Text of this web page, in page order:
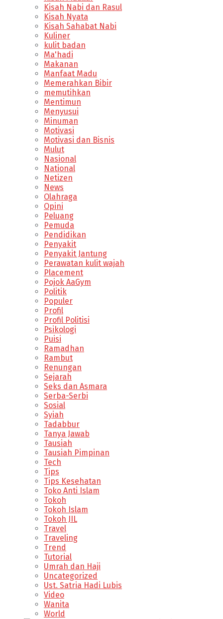
Kisah Nabi dan Rasul
Kisah Nyata
Kisah Sahabat Nabi
Kuliner
kulit badan
Ma'hadi
Makanan
Manfaat Madu
Memerahkan Bibir
memutihkan
Mentimun
Menyusui
Minuman
Motivasi
Motivasi dan Bisnis
Mulut
Nasional
National
Netizen
News
Olahraga
Opini
Peluang
Pemuda
Pendidikan
Penyakit
Penyakit Jantung
Perawatan kulit wajah
Placement
Pojok AaGym
Politik
Populer
Profil
Profil Politisi
Psikologi
Puisi
Ramadhan
Rambut
Renungan
Sejarah
Seks dan Asmara
Serba-Serbi
Sosial
Syiah
Tadabbur
Tanya Jawab
Tausiah
Tausiah Pimpinan
Tech
Tips
Tips Kesehatan
Toko Anti Islam
Tokoh
Tokoh Islam
Tokoh JIL
Travel
Traveling
Trend
Tutorial
Umrah dan Haji
Uncategorized
Ust. Satria Hadi Lubis
Video
Wanita
World